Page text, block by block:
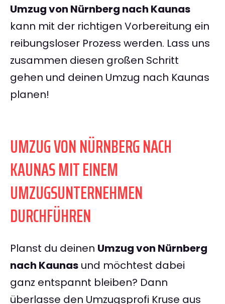
Umzug von Nürnberg nach Kaunas
kann mit der richtigen Vorbereitung ein
reibungsloser Prozess werden. Lass uns
zusammen diesen großen Schritt
gehen und deinen Umzug nach Kaunas
planen!
UMZUG VON NÜRNBERG NACH
KAUNAS MIT EINEM
UMZUGSUNTERNEHMEN
DURCHFÜHREN
Planst du deinen Umzug von Nürnberg
nach Kaunas und möchtest dabei
ganz entspannt bleiben? Dann
überlasse den Umzugsprofi Kruse aus